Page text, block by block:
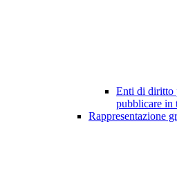
Enti di diritto
pubblicare in
Rappresentazione